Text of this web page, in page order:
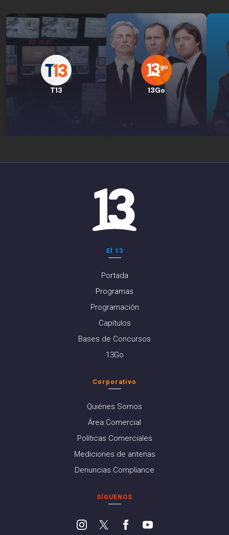
T13 13Go
El 13
Portada
Programas
Programación
Capítulos
Bases de Concursos
13Go
Corporativo
Quiénes Somos
Área Comercial
Políticas Comerciales
Mediciones de antenas
Denuncias Compliance
SÍGUENOS